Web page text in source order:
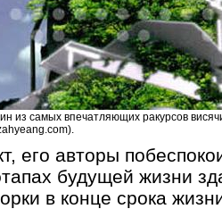
из самых впечатляющих ракурсов
его авторы
будущей жизни
в конце срока